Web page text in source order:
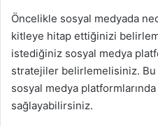
Öncelikle sosyal medyada
kitleye hitap ettiğinizi
istediğiniz sosyal medya
stratejiler belirlemelisiniz. Bu
sosyal medya platformlarında
sağlayabilirsiniz.